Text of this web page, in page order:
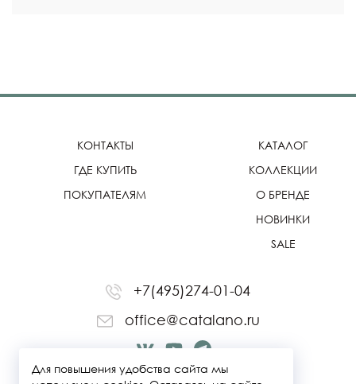
КОНТАКТЫ
ГДЕ КУПИТЬ
ПОКУПАТЕЛЯМ
КАТАЛОГ
КОЛЛЕКЦИИ
О БРЕНДЕ
НОВИНКИ
SALE
+7(495)274-01-04
office@catalano.ru
Для повышения удобства сайта мы